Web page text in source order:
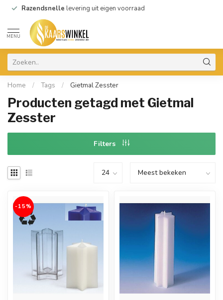
Razendsnelle levering uit eigen voorraad
MENU
Home / Tags / Gietmal Zesster
Producten getagd met Gietmal
Zesster
Filters
-15%